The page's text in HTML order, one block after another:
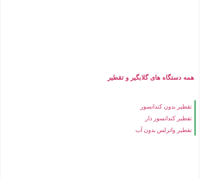
همه دستگاه های گلابگیر و تقطیر
تقطیر بدون کندانسور
تقطیر کندانسور دار
تقطیر واترلس بدون آب